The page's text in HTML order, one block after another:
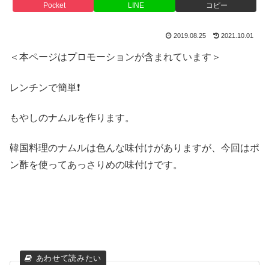
Pocket LINE コピー
2019.08.25 2021.10.01
＜本ページはプロモーションが含まれています＞
レンチンで簡単❗️
もやしのナムルを作ります。
韓国料理のナムルは色んな味付けがありますが、今回はポ
ン酢を使ってあっさりめの味付けです。